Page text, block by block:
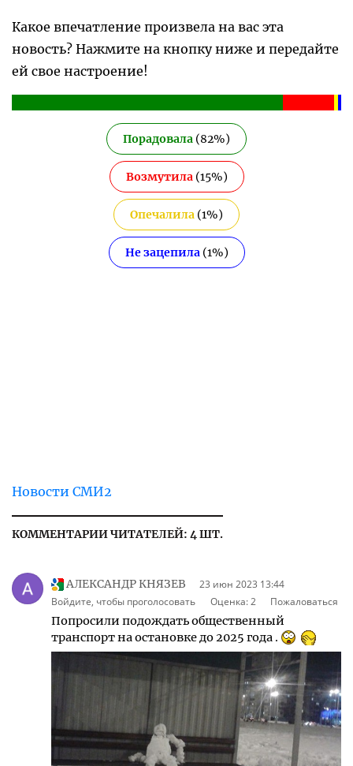
Какое впечатление произвела на вас эта
новость? Нажмите на кнопку ниже и передайте
ей свое настроение!
Порадовала (82%)
Возмутила(15%)
Опечалила (1%)
Не зацепила(1%)
Новости СМИ2
КОММЕНТАРИИ ЧИТАТЕЛЕЙ: 4 ШТ.
АЛЕКСАНДР КНЯЗЕВ
23 июн 2023 13:44
Войдите, чтобы проголосовать
Оценка:2 Пожаловаться
Попросили подождать общественный
транспорт на остановке до 2025 года .